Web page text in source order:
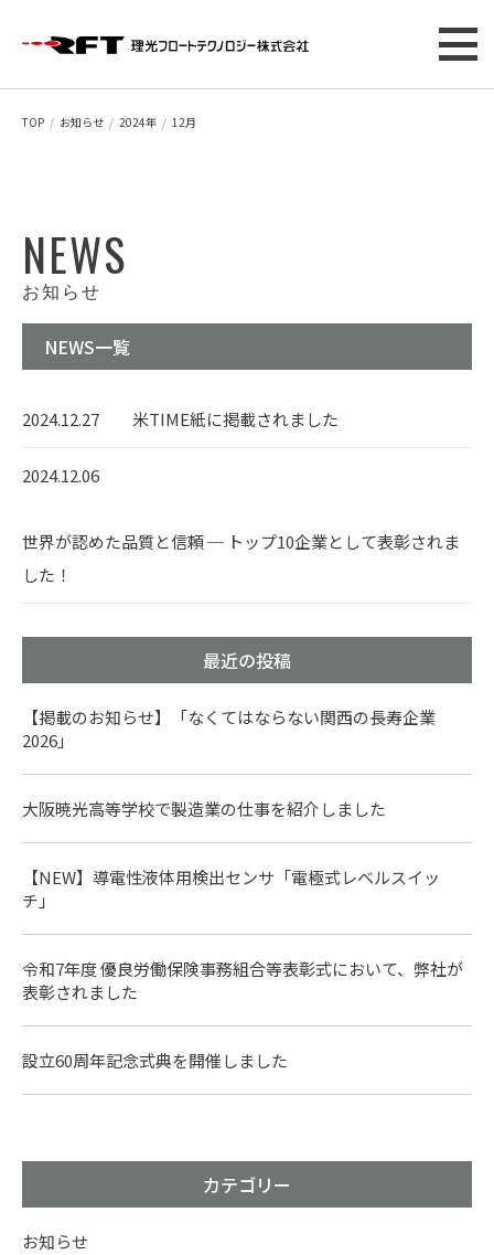
TOP お知らせ 2024年 12月
NEWS
お知らせ
NEWS一覧
2024.12.27 米TIME紙に掲載されました
2024.12.06
世界が認めた品質と信頼 ─ トップ10企業として表彰されま
した！
最近の投稿
【掲載のお知らせ】「なくてはならない関西の長寿企業
2026」
大阪暁光高等学校で製造業の仕事を紹介しました
【NEW】導電性液体用検出センサ「電極式レベルスイッ
チ」
令和7年度 優良労働保険事務組合等表彰式において、弊社が
表彰されました
設立60周年記念式典を開催しました
カテゴリー
お知らせ